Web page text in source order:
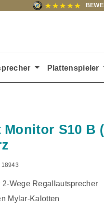
Plattenspieler
Monitor S10 B
18943
2-Wege Regallautsprecher
Mylar-Kalotten